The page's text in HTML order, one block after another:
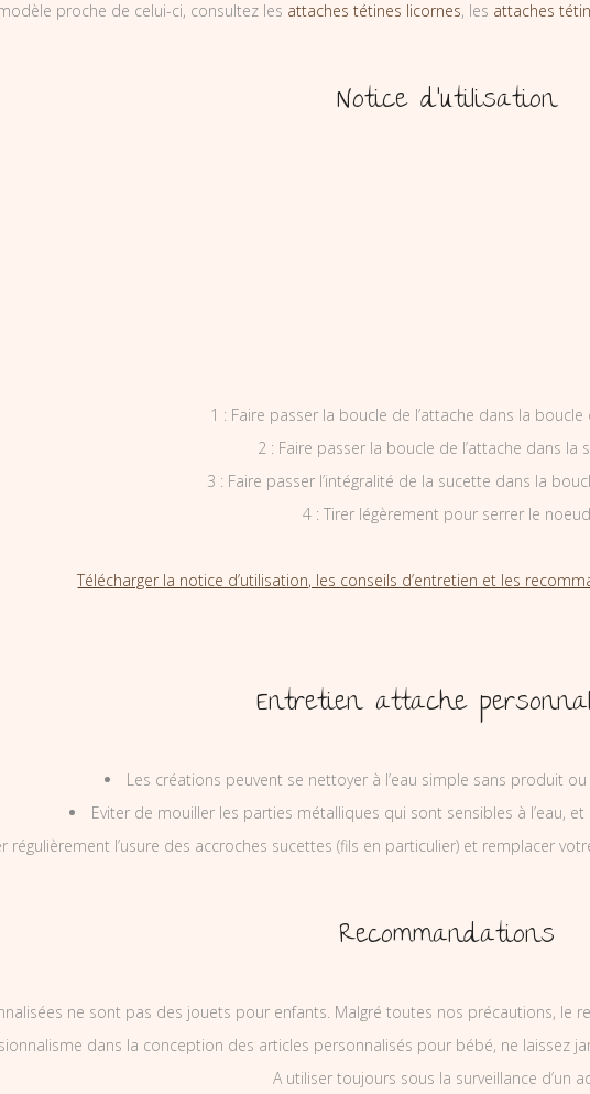
proche de celui-ci, consultez les attaches tétines licornes, les attaches
Notice d’utilisation
1 : Faire passer la boucle de l’attache dans la boucle
2 : Faire passer la boucle de l’attache dans la
3 : Faire passer l’intégralité de la sucette dans la
4 : Tirer légèrement pour serrer le noeud
Télécharger la notice d’utilisation, les conseils d’entretien et les
Entretien attache
Les créations peuvent se nettoyer à l’eau simple sans produit ou
Eviter de mouiller les parties métalliques qui sont sensibles à l’eau,
régulièrement l’usure des accroches sucettes (fils en particulier) et remplacer
Recommandations
ne sont pas des jouets pour enfants. Malgré toutes nos précautions,
dans la conception des articles personnalisés pour bébé, ne laissez
A utiliser toujours sous la surveillance d’un